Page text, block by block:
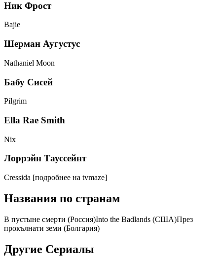
Ник Фрост
Bajie
Шерман Аугустус
Nathaniel Moon
Бабу Сисей
Pilgrim
Ella Rae Smith
Nix
Лоррэйн Тауссейнт
Cressida [подробнее на tvmaze]
Названия по странам
В пустыне смерти (Россия)Into the Badlands (США)През
прокълнати земи (Болгария)
Другие Сериалы